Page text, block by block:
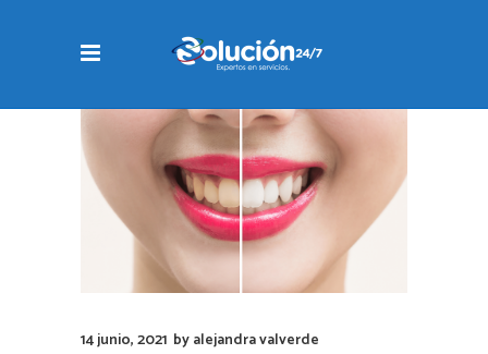
14 junio, 2021 byalejandra valverde